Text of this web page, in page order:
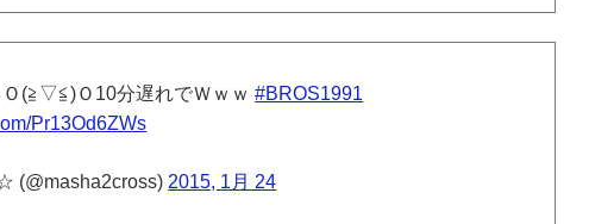
Ｏ(≧▽≦)Ｏ10分遅れでＷｗｗ#BROS1991
Pr13Od6ZWs
2015, 1月 24